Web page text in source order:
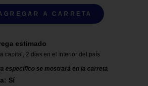
A CARRETA
estimado
capital , 2 días en el interior del país
específico se mostrará en la carreta
Sí